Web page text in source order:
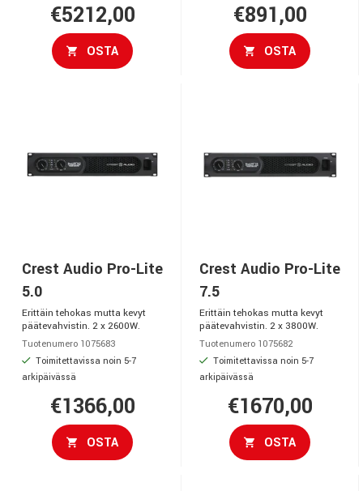
€5212,00
OSTA
€891,00
OSTA
Crest Audio Pro-Lite
5.0
Erittäin tehokas mutta kevyt
päätevahvistin. 2 x 2600W.
Tuotenumero 1075683
Toimitettavissa noin 5-7
arkipäivässä
€1366,00
OSTA
Crest Audio Pro-Lite
7.5
Erittäin tehokas mutta kevyt
päätevahvistin. 2 x 3800W.
Tuotenumero 1075682
Toimitettavissa noin 5-7
arkipäivässä
€1670,00
OSTA